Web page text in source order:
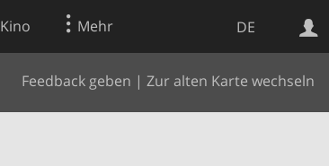
DE
Kino Mehr
Feedback geben | Zur alten Karte wechseln
Websuche